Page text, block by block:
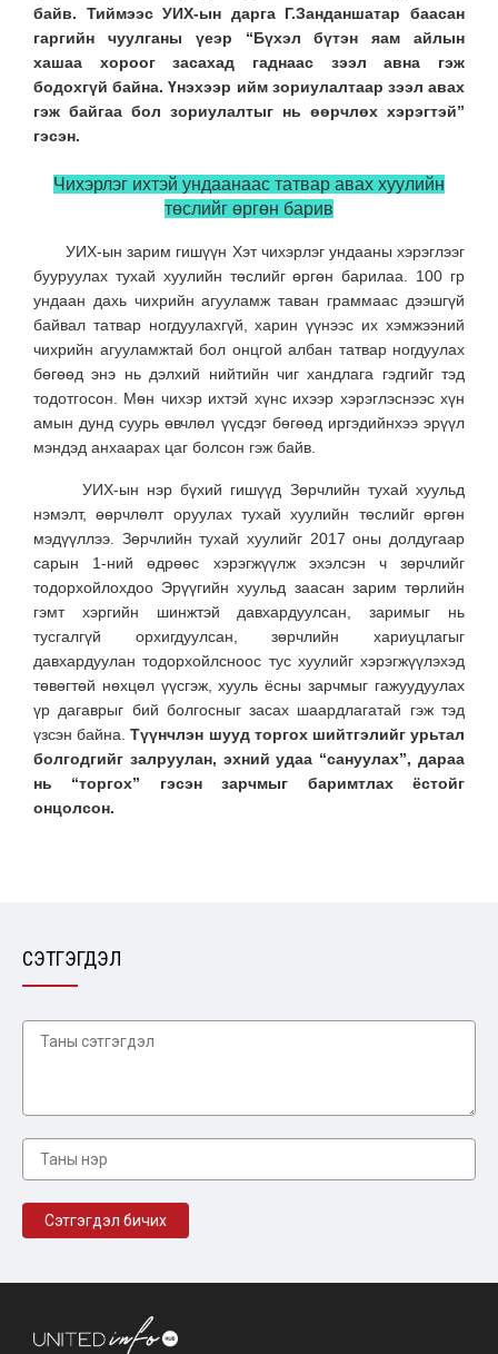
байв. Тиймээс УИХ-ын дарга Г.Занданшатар баасан
гаргийн чуулганы үеэр “Бүхэл бүтэн яам айлын
хашаа хороог засахад гаднаас зээл авна гэж
бодохгүй байна. Үнэхээр ийм зориулалтаар зээл авах
гэж байгаа бол зориулалтыг нь өөрчлөх хэрэгтэй”
гэсэн.
Чихэрлэг ихтэй ундаанаас татвар авах хуулийн
төслийг өргөн барив
УИХ-ын зарим гишүүн Хэт чихэрлэг ундааны хэрэглээг
бууруулах тухай хуулийн төслийг өргөн барилаа. 100 гр
ундаан дахь чихрийн агууламж таван граммаас дээшгүй
байвал татвар ногдуулахгүй, харин үүнээс их хэмжээний
чихрийн агууламжтай бол онцгой албан татвар ногдуулах
бөгөөд энэ нь дэлхий нийтийн чиг хандлага гэдгийг тэд
тодотгосон. Мөн чихэр ихтэй хүнс ихээр хэрэглэснээс хүн
амын дунд суурь өвчлөл үүсдэг бөгөөд иргэдийнхээ эрүүл
мэндэд анхаарах цаг болсон гэж байв.
УИХ-ын нэр бүхий гишүүд Зөрчлийн тухай хуульд
нэмэлт, өөрчлөлт оруулах тухай хуулийн төслийг өргөн
мэдүүллээ. Зөрчлийн тухай хуулийг 2017 оны долдугаар
сарын 1-ний өдрөөс хэрэгжүүлж эхэлсэн ч зөрчлийг
тодорхойлохдоо Эрүүгийн хуульд заасан зарим төрлийн
гэмт хэргийн шинжтэй давхардуулсан, заримыг нь
тусгалгүй орхигдуулсан, зөрчлийн хариуцлагыг
давхардуулан тодорхойлсноос тус хуулийг хэрэгжүүлэхэд
төвөгтөй нөхцөл үүсгэж, хууль ёсны зарчмыг гажуудуулах
үр дагаврыг бий болгосныг засах шаардлагатай гэж тэд
үзсэн байна.Түүнчлэн шууд торгох шийтгэлийг урьтал
болгодгийг залруулан, эхний удаа “сануулах”, дараа
нь “торгох” гэсэн зарчмыг баримтлах ёстойг
онцолсон.
СЭТГЭГДЭЛ